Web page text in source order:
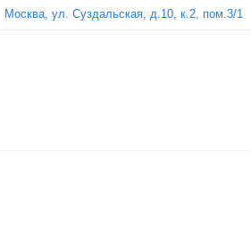
Москва, ул. Суздальская, д.10, к.2, пом.3/1